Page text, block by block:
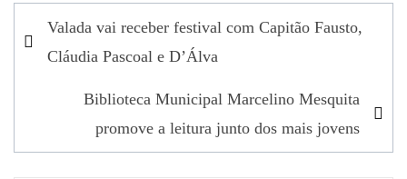
Navegação
de
Valada vai receber festival com Capitão Fausto,
Cláudia Pascoal e D’Álva
Biblioteca Municipal Marcelino Mesquita
promove a leitura junto dos mais jovens